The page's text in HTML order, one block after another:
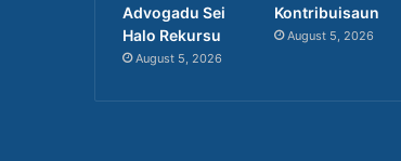
Advogadu Sei
Halo Rekursu
August 5, 2026
Kontribuisaun
August 5, 2026